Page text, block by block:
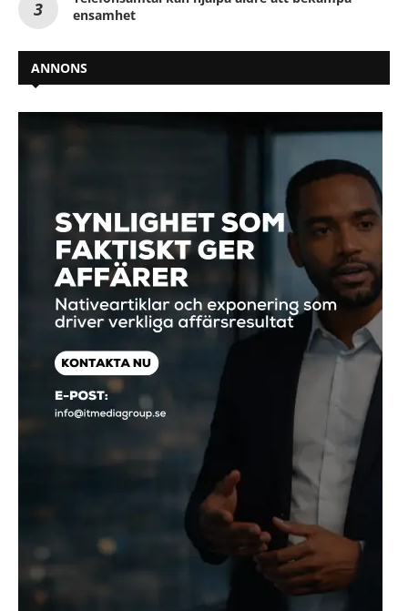
ensamhet
ANNONS